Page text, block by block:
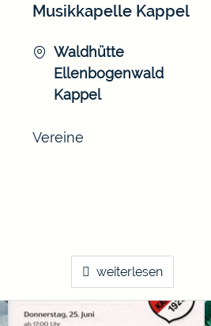
Musikkapelle Kappel
Waldhütte
Ellenbogenwald
Kappel
Vereine
weiterlesen